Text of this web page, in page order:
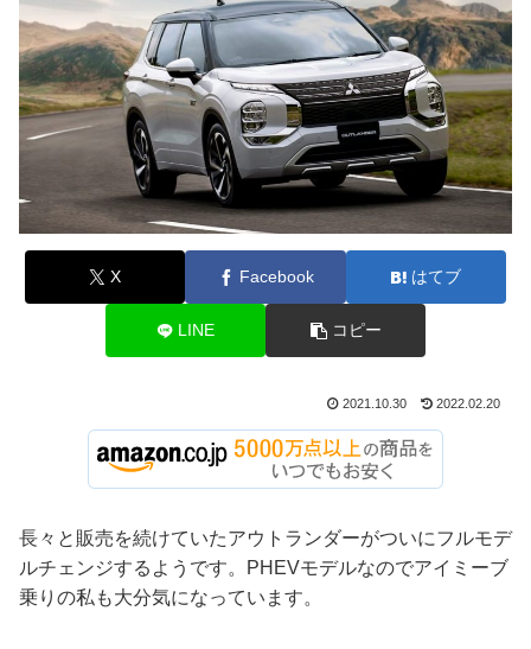
X Facebook はてブ
LINE コピー
2021.10.30 2022.02.20
長々と販売を続けていたアウトランダーがついにフルモデ
ルチェンジするようです。PHEVモデルなのでアイミーブ
乗りの私も大分気になっています。